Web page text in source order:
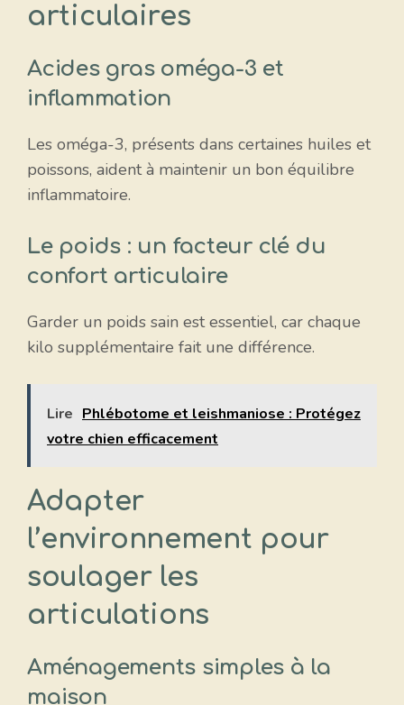
articulaires
Acides gras oméga-3 et
inflammation
Les oméga-3, présents dans certaines huiles et
poissons, aident à maintenir un bon équilibre
inflammatoire.
Le poids : un facteur clé du
confort articulaire
Garder un poids sain est essentiel, car chaque
kilo supplémentaire fait une différence.
Lire Phlébotome et leishmaniose : Protégez
votre chien efficacement
Adapter
l’environnement pour
soulager les
articulations
Aménagements simples à la
maison